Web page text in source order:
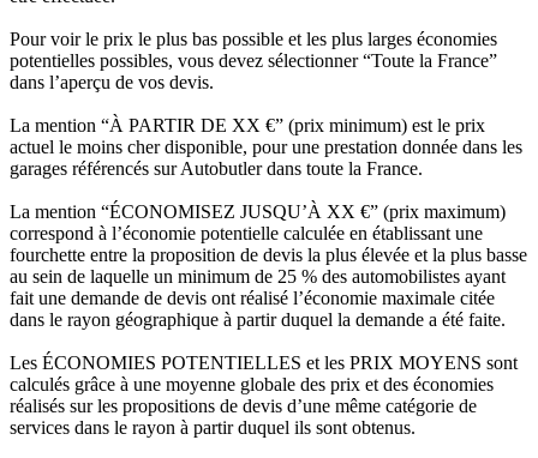
Pour voir le prix le plus bas possible et les plus larges économies
potentielles possibles, vous devez sélectionner “Toute la France”
dans l’aperçu de vos devis.
La mention “À PARTIR DE XX €” (prix minimum) est le prix
actuel le moins cher disponible, pour une prestation donnée dans les
garages référencés sur Autobutler dans toute la France.
La mention “ÉCONOMISEZ JUSQU’À XX €” (prix maximum)
correspond à l’économie potentielle calculée en établissant une
fourchette entre la proposition de devis la plus élevée et la plus basse
au sein de laquelle un minimum de 25 % des automobilistes ayant
fait une demande de devis ont réalisé l’économie maximale citée
dans le rayon géographique à partir duquel la demande a été faite.
Les ÉCONOMIES POTENTIELLES et les PRIX MOYENS sont
calculés grâce à une moyenne globale des prix et des économies
réalisés sur les propositions de devis d’une même catégorie de
services dans le rayon à partir duquel ils sont obtenus.